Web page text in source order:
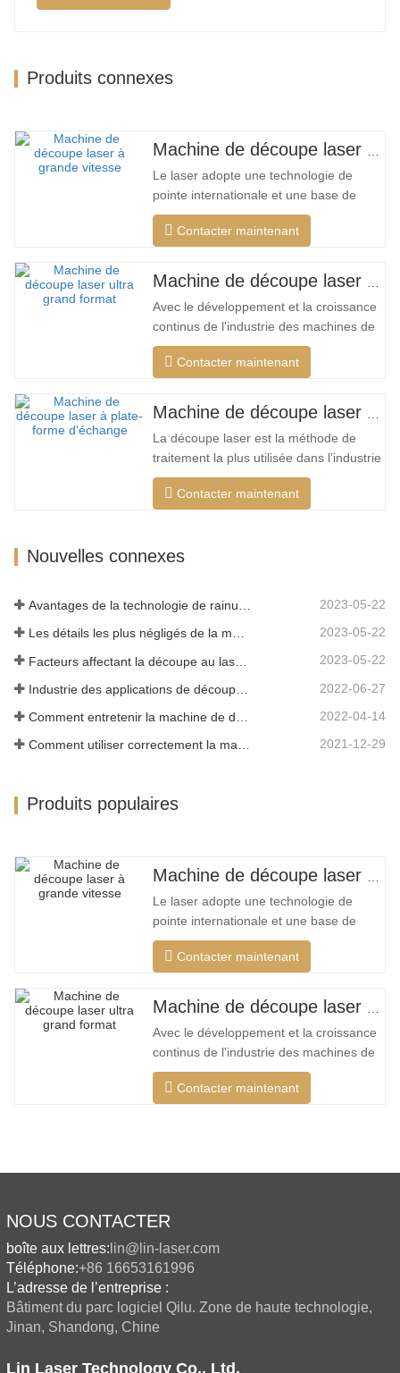
Produits connexes
Le laser adopte une technologie de
pointe internationale et une base de
données de processus de découpe
unique, qui peut effectuer différentes
matériaux, optimiser la surface de
coupe, couper une plus large gamme de
matériaux, une vitesse plus rapide,
une…
Contacter maintenant
Avec le développement et la croissance
continus de l'industrie des machines de
découpe laser de mon pays, il existe de
plus en plus de types de machines de
machines de découpe laser sont
constamment enrichis, et la qualité des
produits fabriqués par les grandes…
Contacter maintenant
La découpe laser est la méthode de
traitement la plus utilisée dans l’industrie
du traitement au laser. Le faisceau
invisible remplace le couteau mécanique
d'une vitesse de coupe rapide, non
Contacter maintenant
Nouvelles connexes
2023-05-22
Les détails les plus négligés de la machine de découpe laser à fibre 2023-05-22
2023-05-22
2022-06-27
2022-04-14
Comment utiliser correctement la machine de découpe laser? 2021-12-29
Produits populaires
Machine de découpe laser à grand encerclement à grande vitesse
Le laser adopte une technologie de
pointe internationale et une base de
données de processus de découpe
unique, qui peut effectuer différentes
matériaux, optimiser la surface de
coupe, couper une plus large gamme de
matériaux, une vitesse plus rapide, une
Contacter maintenant
Machine de découpe laser ultra grand format bon marché
Avec le développement et la croissance
continus de l'industrie des machines de
découpe laser de mon pays, il existe de
plus en plus de types de machines de
produits fabriqués par les grandes
Contacter maintenant
NOUS CONTACTER
boîte aux lettres: lin@lin-laser.com
Téléphone:+86 16653161996
L’adresse de l’entreprise :
Bâtiment du parc logiciel Qilu. Zone de haute technologie,
Jinan, Shandong, Chine
Lin Laser Technology Co., Ltd.